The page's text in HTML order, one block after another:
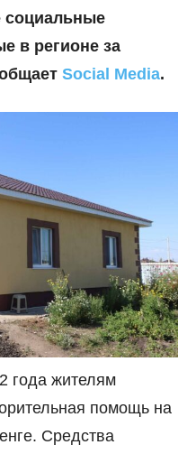
социальные
в регионе за
Social Media.
года жителям
помощь на
Средства